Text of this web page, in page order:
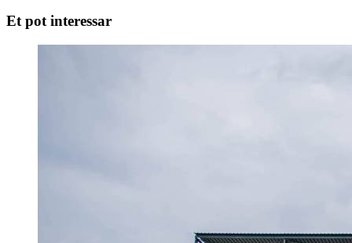
Et pot interessar